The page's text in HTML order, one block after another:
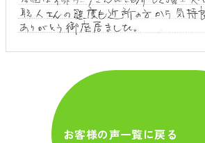
お客様の声一覧に戻る